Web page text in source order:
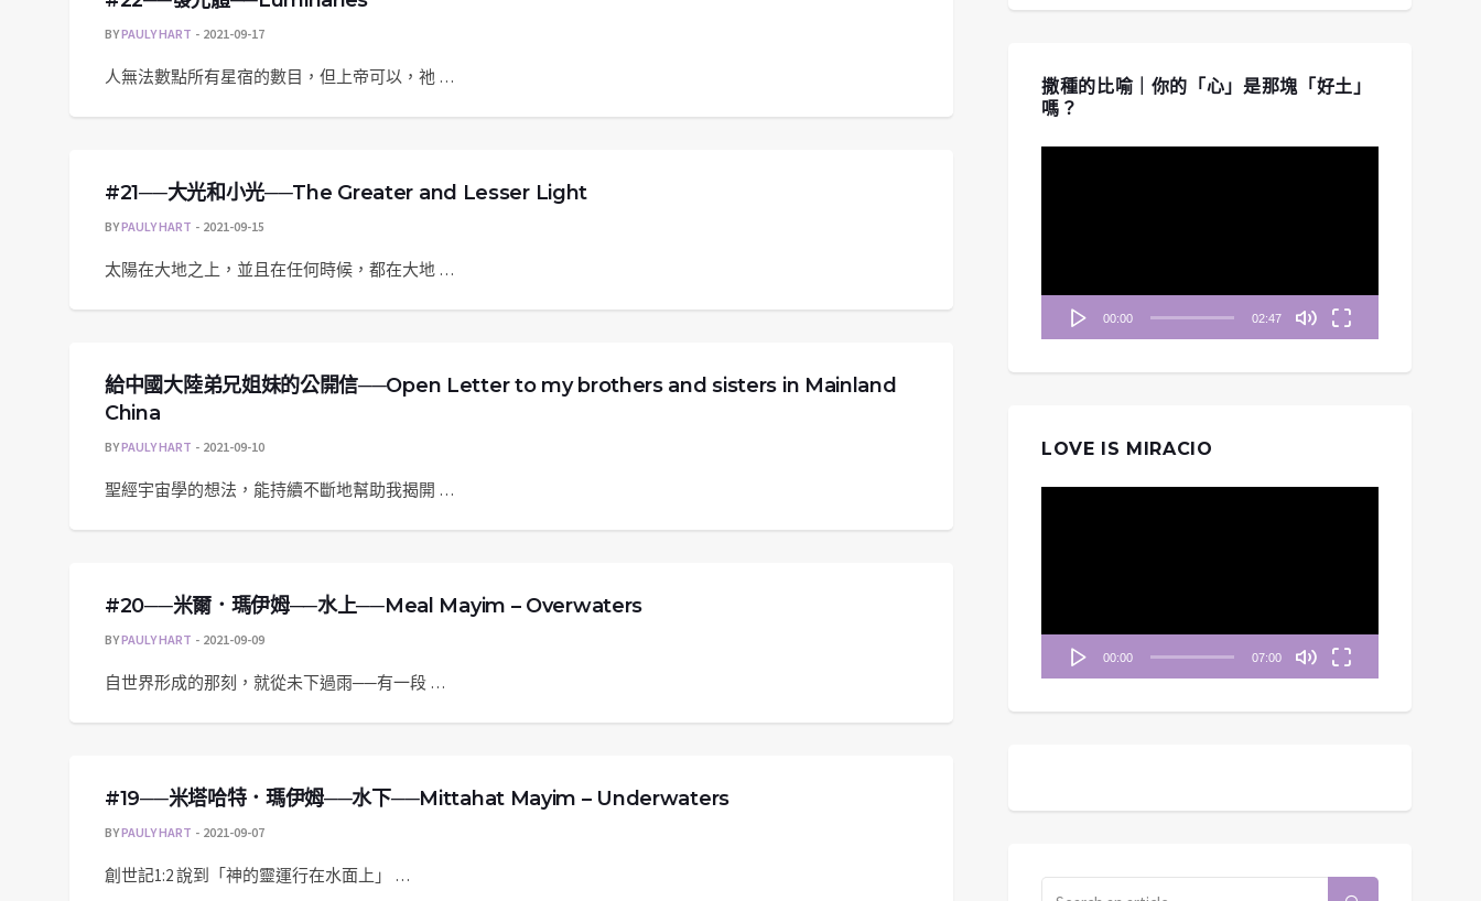
BYPAULY HART 2021-09-17
人無法數點所有星宿的數目，但上帝可以，祂 …
#21──大光和小光──The Greater and Lesser Light
BYPAULY HART 2021-09-15
太陽在大地之上，並且在任何時候，都在大地 …
給中國大陸弟兄姐妹的公開信──Open Letter to my brothers and sisters in Mainland
China
BYPAULY HART 2021-09-10
聖經宇宙學的想法，能持續不斷地幫助我揭開 …
#20──米爾．瑪伊姆──水上──Meal Mayim – Overwaters
BYPAULY HART 2021-09-09
自世界形成的那刻，就從未下過雨──有一段 …
#19──米塔哈特．瑪伊姆──水下──Mittahat Mayim – Underwaters
BYPAULY HART 2021-09-07
創世記1:2 說到「神的靈運行在水面上」 …
撒種的比喻｜你的「心」是那塊「好土」
嗎？
00:00 02:47
LOVE IS MIRACIO
00:00 07:00